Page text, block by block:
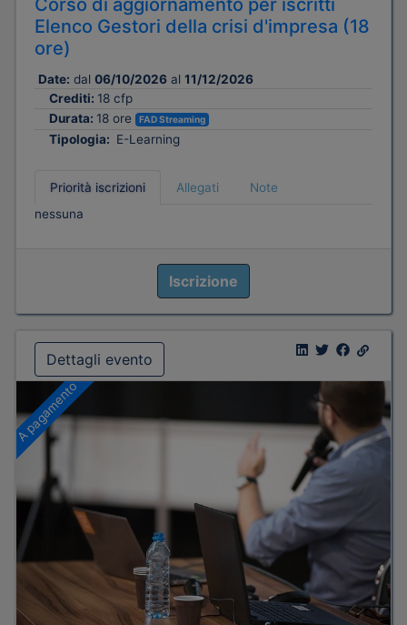
Corso di aggiornamento per iscritti
Elenco Gestori della crisi d'impresa (18
ore)
Date: dal 06/10/2026 al 11/12/2026
Crediti: 18 cfp
Durata: 18 ore FAD Streaming
Tipologia: E-Learning
Priorità iscrizioni Allegati
Note
nessuna
Iscrizione
Dettagli evento
A pagamento